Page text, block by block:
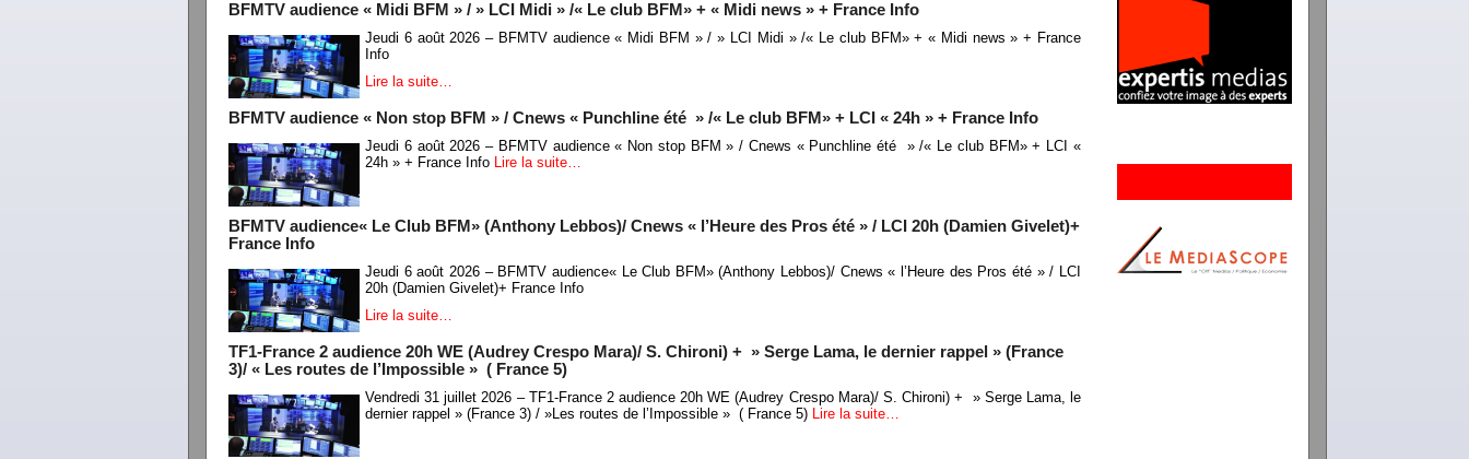
BFMTV audience « Midi BFM » / » LCI Midi » /« Le club BFM» + « Midi news » + France Info
Jeudi 6 août 2026 – BFMTV audience « Midi BFM » / » LCI Midi » /« Le club BFM» + « Midi news » + France
Info
Lire la suite…
BFMTV audience « Non stop BFM » / Cnews « Punchline été » /« Le club BFM» + LCI « 24h » + France Info
Jeudi 6 août 2026 – BFMTV audience « Non stop BFM » / Cnews « Punchline été » /« Le club BFM» + LCI «
24h » + France Info Lire la suite…
BFMTV audience« Le Club BFM» (Anthony Lebbos)/ Cnews « l’Heure des Pros été » / LCI 20h (Damien Givelet)+
France Info
Jeudi 6 août 2026 – BFMTV audience« Le Club BFM» (Anthony Lebbos)/ Cnews « l’Heure des Pros été » / LCI
20h (Damien Givelet)+ France Info
Lire la suite…
TF1-France 2 audience 20h WE (Audrey Crespo Mara)/ S. Chironi) + » Serge Lama, le dernier rappel » (France
3)/ « Les routes de l’Impossible » ( France 5)
Vendredi 31 juillet 2026 – TF1-France 2 audience 20h WE (Audrey Crespo Mara)/ S. Chironi) + » Serge Lama, le
dernier rappel » (France 3) / »Les routes de l’Impossible » ( France 5)
Lire la suite…